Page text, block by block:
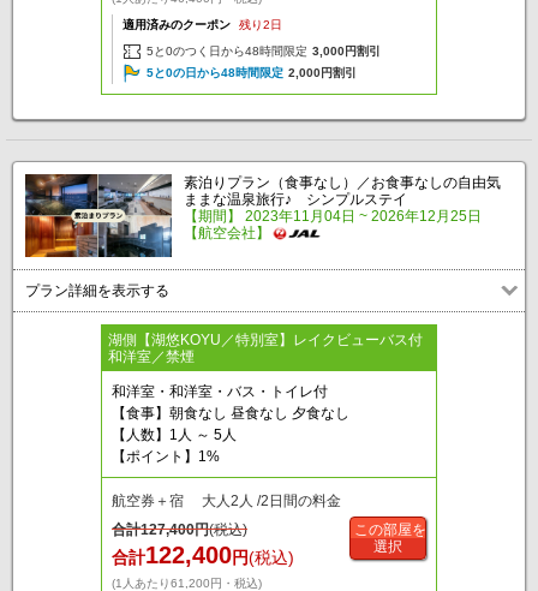
適用済みのクーポン
残り2日
5と0のつく日から48時間限定 3,000円割引
5と0の日から48時間限定 2,000円割引
素泊りプラン（食事なし）／お食事なしの自由気
ままな温泉旅行♪ シンプルステイ
【期間】 2023年11月04日 ~ 2026年12月25日
【航空会社】
プラン詳細を表示する
湖側【湖悠KOYU／特別室】レイクビューバス付
和洋室／禁煙
和洋室・和洋室・バス・トイレ付
【食事】朝食なし 昼食なし 夕食なし
【人数】1人 ～ 5人
【ポイント】1%
航空券＋宿 大人2人 /2日間の料金
合計127,400円(税込)
合計122,400円(税込)
(1人あたり61,200円・税込)
この部屋を
選択